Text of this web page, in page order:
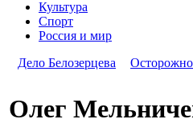
Культура
Спорт
Россия и мир
Дело Белозерцева
Олег